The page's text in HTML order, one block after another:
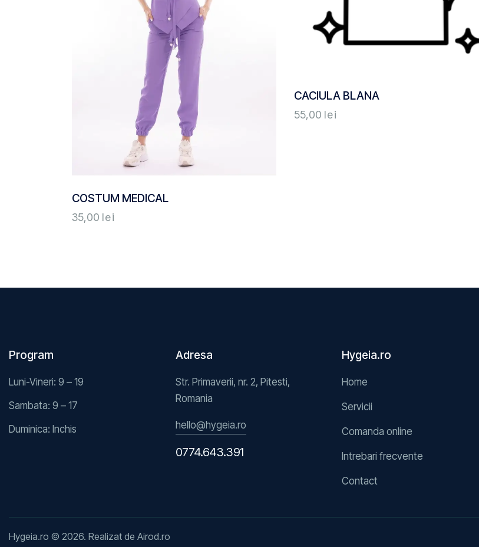
COSTUM MEDICAL
35,00 lei
CACIULA BLANA
55,00 lei
Program
Luni-Vineri: 9 – 19
Sambata: 9 – 17
Duminica: Inchis
Adresa
Str. Primaverii, nr. 2, Pitesti,
Romania
hello@hygeia.ro
0774.643.391
Hygeia.ro
Home
Servicii
Comanda online
Intrebari frecvente
Contact
Hygeia.ro © 2026. Realizat de Airod.ro